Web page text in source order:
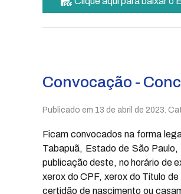
Convocação -
Publicado em 13 de abril de 2023 .
Ficam convocados na forma
Tabapuã, Estado de São
publicação deste, no horário de
xerox do CPF, xerox do Título
certidão de nascimento ou